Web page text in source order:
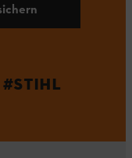
#STIHL